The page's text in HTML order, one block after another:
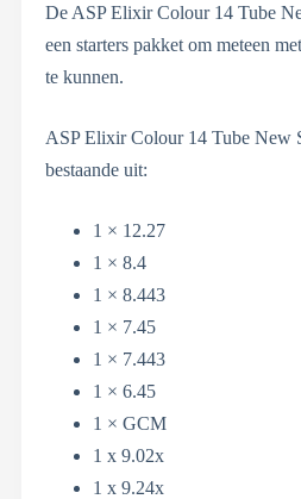
De ASP Elixir Colour 14 Tube
een starters pakket om meteen
te kunnen.
ASP Elixir Colour 14 Tube New
bestaande uit:
1 × 12.27
1 × 8.4
1 × 8.443
1 × 7.45
1 × 7.443
1 × 6.45
1 × GCM
1 x 9.02x
1 x 9.24x